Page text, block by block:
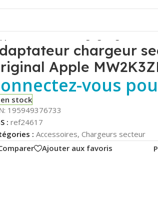
MW2K3ZM – Packaging Original
chargeur
Apple
vous
stock
195949376733
: ref24617
: Accessoires, Chargeurs secteur
Ajouter aux favoris